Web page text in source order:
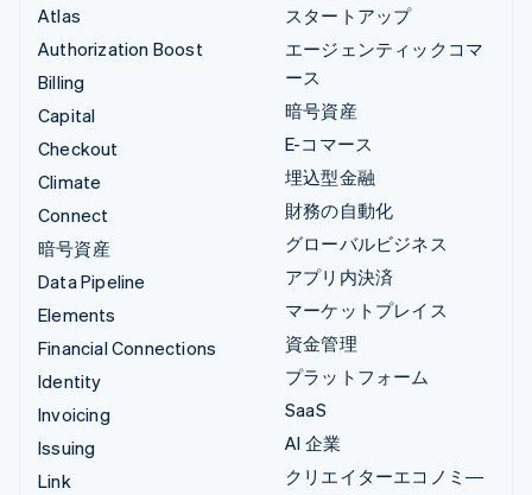
Atlas
Authorization Boost
Billing
Capital
Checkout
Climate
Connect
暗号資産
Data Pipeline
Elements
Financial Connections
Identity
Invoicing
Issuing
Link
スタートアップ
エージェンティックコマ
ース
暗号資産
E-コマース
埋込型金融
財務の自動化
グローバルビジネス
アプリ内決済
マーケットプレイス
資金管理
プラットフォーム
SaaS
AI 企業
クリエイターエコノミ―